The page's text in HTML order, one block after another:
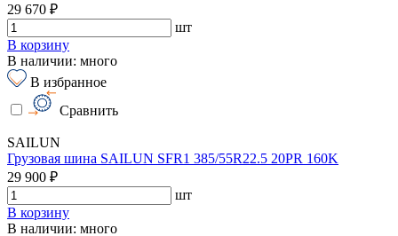
29 670 ₽
шт
В корзину
В наличии: много
В избранное
Сравнить
SAILUN
Грузовая шина SAILUN SFR1 385/55R22.5 20PR 160K
29 900 ₽
шт
В корзину
В наличии: много